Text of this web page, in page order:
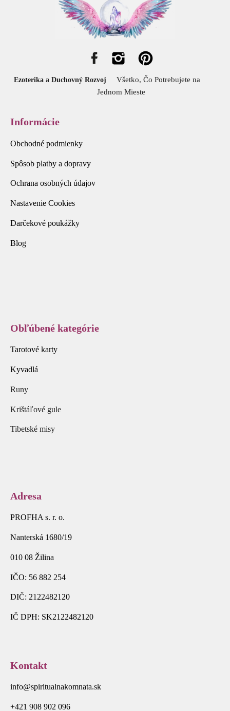
Ezoterika a Duchovný Rozvoj
Všetko, Čo Potrebujete na
Jednom Mieste
Informácie
Obchodné podmienky
Spôsob platby a dopravy
Ochrana osobných údajov
Nastavenie Cookies
Darčekové poukážky
Blog
Obľúbené kategórie
Tarotové karty
Kyvadlá
Runy
Krištáľové gule
Tibetské misy
Adresa
PROFHA s. r. o.
Nanterská 1680/19
010 08 Žilina
IČO: 56 882 254
DIČ: 2122482120
IČ DPH: SK2122482120
Kontakt
info@spiritualnakomnata.sk
+421 908 902 096